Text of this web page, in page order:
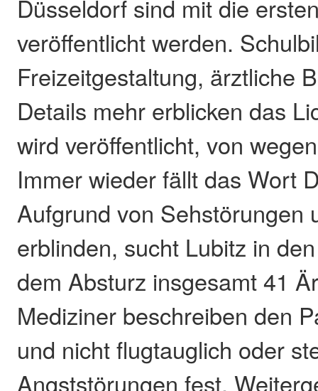
Düsseldorf sind mit die
veröffentlicht werden.
Freizeitgestaltung, ärztliche
Details mehr erblicken das
wird veröffentlicht, von
Immer wieder fällt das Wort
Aufgrund von Sehstörungen
erblinden, sucht Lubitz in
dem Absturz insgesamt 41
Mediziner beschreiben den
und nicht flugtauglich oder
Angststörungen fest.